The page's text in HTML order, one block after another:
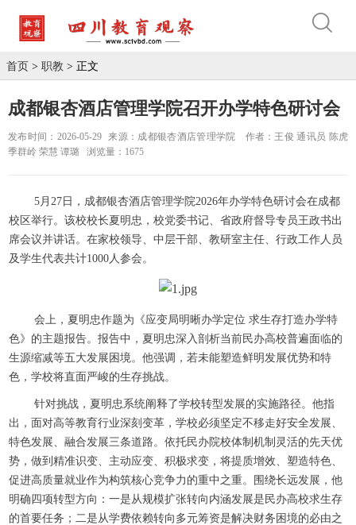
首页 > 职教 > 正文
成都银杏酒店管理学院召开办学特色研讨会
发布时间：2026-05-29 来源：成都银杏酒店管理学院
作者：王俊 通讯员 陈虎
季群岭 荣慧 谭璐 浏览量：1675
5月27日，成都银杏酒店管理学院2026年办学特色研讨会在成都
校区举行。该校校长夏明忠，校党委书记、省政府督导专员王政书出
席会议并讲话。在家校领导、中层干部、教研室主任、行政工作人员
及学生代表共计1000人参会。
会上，夏明忠作题为《应变局明晰办学定位 求生存打造办学特
色》的主题报告。报告中，夏明忠深入剖析当前民办高校普遍面临的
生源缩减等五大发展困境。他强调，若未能塑造鲜明发展优势和特
色，学校将直面严峻的生存挑战。
针对挑战，夏明忠系统阐释了学校转型发展的实施路径。他指
出，面对高等教育行业深刻变革，学校必须坚定不移走好安全发展、
特色发展、融合发展三条道路。依托民办院校体制机制灵活的先天优
势，做到精准识变、主动应变、积极求变，将提质增效、塑造特色、
促进高质量就业作为构筑核心竞争力的重中之重。围绕长远发展，他
明确四项转型方向：一是从规模扩张转向内涵发展是民办高校求生存
的首要任务；二是从学费依赖转向多元筹资是解决财务困境的必由之